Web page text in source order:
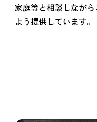
家庭等と相談しなが
よう提供しています。